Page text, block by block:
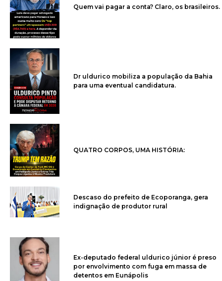
Quem vai pagar a conta? Claro, os brasileiros.
Dr uldurico mobiliza a população da Bahia
para uma eventual candidatura.
QUATRO CORPOS, UMA HISTÓRIA:
Descaso do prefeito de Ecoporanga, gera
indignação de produtor rural
Ex-deputado federal uldurico júnior é preso
por envolvimento com fuga em massa de
detentos em Eunápolis